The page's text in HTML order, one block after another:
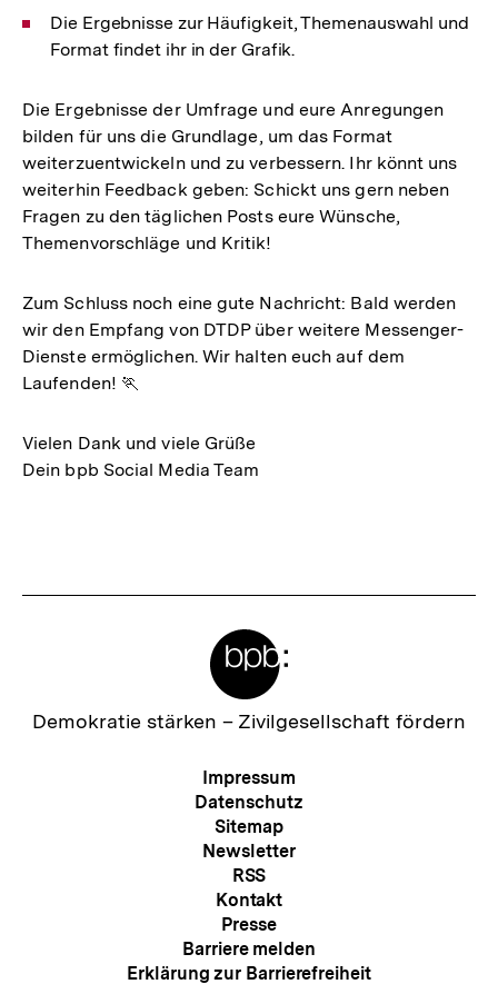
Die Ergebnisse zur Häufigkeit, Themenauswahl und
Format findet ihr in der Grafik.
Die Ergebnisse der Umfrage und eure Anregungen
bilden für uns die Grundlage, um das Format
weiterzuentwickeln und zu verbessern. Ihr könnt uns
weiterhin Feedback geben: Schickt uns gern neben
Fragen zu den täglichen Posts eure Wünsche,
Themenvorschläge und Kritik!
Zum Schluss noch eine gute Nachricht: Bald werden
wir den Empfang von DTDP über weitere Messenger-
Dienste ermöglichen. Wir halten euch auf dem
Laufenden! 🏃
Vielen Dank und viele Grüße
Dein bpb Social Media Team
Zur
Demokratie stärken – Zivilgesellschaft fördern
Meta-
Navigation
Impressum
Datenschutz
Sitemap
Newsletter
RSS
Kontakt
Presse
Barriere melden
Erklärung zur Barrierefreiheit